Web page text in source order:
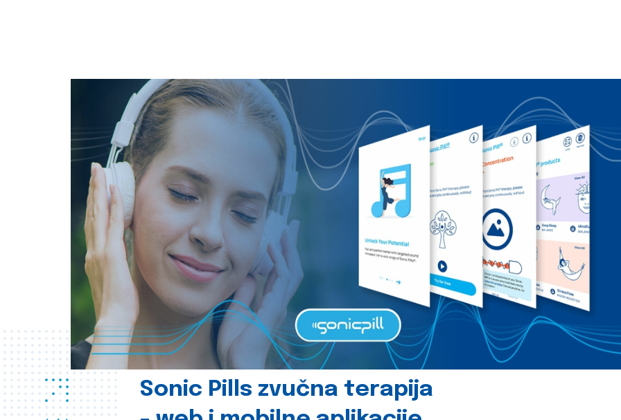
Sonic Pills zvučna terapija